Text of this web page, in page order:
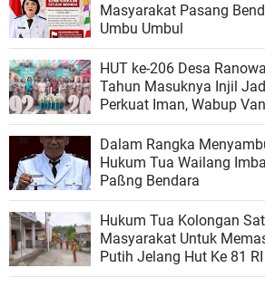
Masyarakat Pasang
Umbu Umbul
HUT ke-206 Desa
Tahun Masuknya Injil
Perkuat Iman, Wabup
Pembangunan Harus
Dalam Rangka
Hukum Tua Wailang
Paßng Bendara
Hukum Tua Kolongan
Masyarakat Untuk
Putih Jelang Hut Ke 81 RI